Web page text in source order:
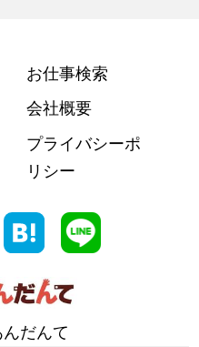
お仕事検索
会社概要
プライバシーポ
リシー
だんて